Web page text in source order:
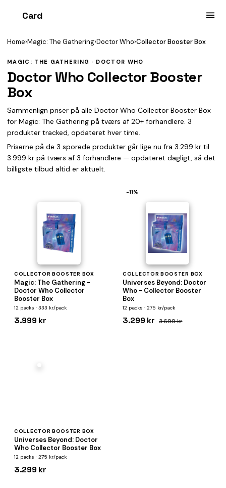
Card
Home›Magic: The Gathering›Doctor Who›Collector Booster Box
MAGIC: THE GATHERING · DOCTOR WHO
Doctor Who Collector Booster
Box
Sammenlign priser på alle Doctor Who Collector Booster Box
for Magic: The Gathering på tværs af 20+ forhandlere. 3
produkter tracked, opdateret hver time.
Priserne på de 3 sporede produkter går lige nu fra 3.299 kr til
3.999 kr på tværs af 3 forhandlere — opdateret dagligt, så det
billigste tilbud altid er aktuelt.
COLLECTOR BOOSTER BOX
Magic: The Gathering -
Doctor Who Collector
Booster Box
12 packs · 333 kr/pack
3.999 kr
−11%
COLLECTOR BOOSTER BOX
Universes Beyond: Doctor
Who - Collector Booster
Box
12 packs · 275 kr/pack
3.299 kr 3.699 kr
COLLECTOR BOOSTER BOX
Universes Beyond: Doctor
Who Collector Booster Box
12 packs · 275 kr/pack
3.299 kr